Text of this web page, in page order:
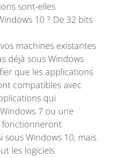
sont-elles
10 ? De 32 bits
machines existantes
déjà sous Windows
que les applications
compatibles avec
qui
7 ou une
fonctionneront
sous Windows 10, mais
les logiciels